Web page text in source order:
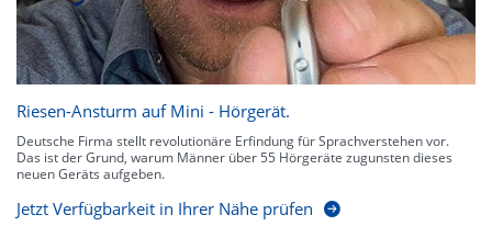
Riesen-Ansturm auf Mini - Hörgerät.
Deutsche Firma stellt revolutionäre Erfindung für Sprachverstehen vor.
Das ist der Grund, warum Männer über 55 Hörgeräte zugunsten dieses
neuen Geräts aufgeben.
Jetzt Verfügbarkeit in Ihrer Nähe prüfen